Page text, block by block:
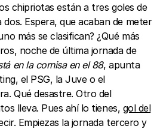
chipriotas están a tres goles de
Espera, que acaban de meter
más se clasifican? ¿Qué más
noche de última jornada de
en la cornisa en el 88, apunta
el PSG, la Juve o el
Qué desastre. Otro del
lleva. Pues ahí lo tienes, gol del
Empiezas la jornada tercero y